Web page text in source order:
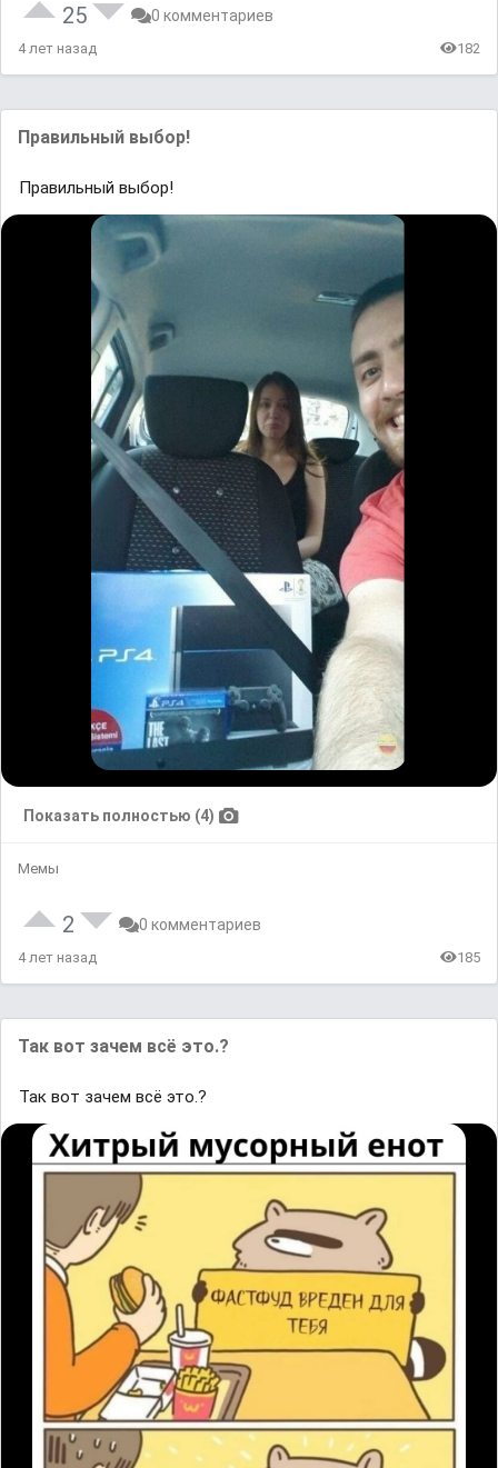
25 0 комментариев
4 лет назад 182
Правильный выбор!
Правильный выбор!
Показать полностью (4)
Мемы
2 0 комментариев
4 лет назад 185
Так вот зачем всё это.?
Так вот зачем всё это.?